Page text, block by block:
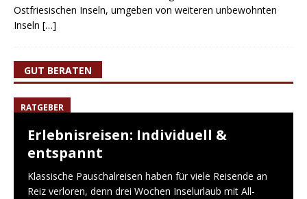
Ostfriesischen Inseln, umgeben von weiteren unbewohnten
Inseln […]
GUT BERATEN
RATGEBER
Erlebnisreisen: Individuell &
entspannt
Klassische Pauschalreisen haben für viele Reisende an
Reiz verloren, denn drei Wochen Inselurlaub mit All-